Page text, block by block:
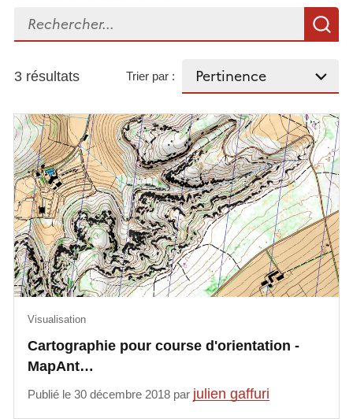
Rechercher...
3 résultats Trier par :
Cartographie pour course d'orientation -
MapAnt…
Visualisation
Publié le 30 décembre 2018 par julien gaffuri